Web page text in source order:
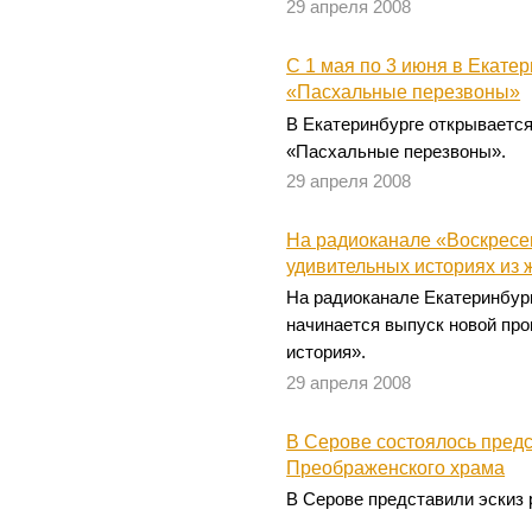
29 апреля 2008
С 1 мая по 3 июня в
«Пасхальные перезвоны»
В Екатеринбурге
«Пасхальные перезвоны».
29 апреля 2008
На радиоканале
удивительных историях из
На радиоканале
начинается выпуск новой
история».
29 апреля 2008
В Серове состоялось
Преображенского храма
В Серове представили